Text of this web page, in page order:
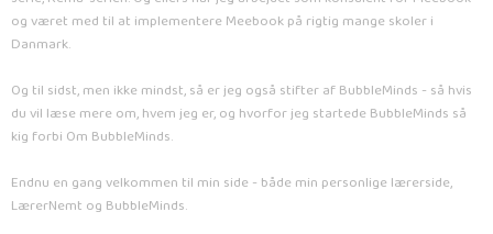
og været med til at implementere Meebook på rigtig mange skoler i
Danmark.
Og til sidst, men ikke mindst, så er jeg også stifter af BubbleMinds - så hvis
du vil læse mere om, hvem jeg er, og hvorfor jeg startede BubbleMinds så
kig forbi Om BubbleMinds.
Endnu en gang velkommen til min side - både min personlige lærerside,
LærerNemt og BubbleMinds.